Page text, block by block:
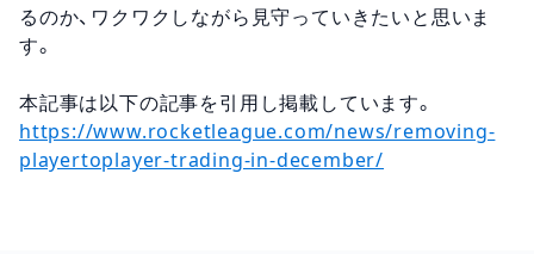
るのか、ワクワクしながら見守っていきたいと思いま
す。
本記事は以下の記事を引用し掲載しています。
https://www.rocketleague.com/news/removing-
playertoplayer-trading-in-december/